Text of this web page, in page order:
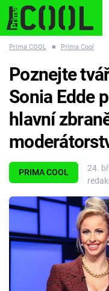
ESCAPE PLNEJ KOTEL
Témata
Filmy
Seriály
Hry
Cool Esport
Prima COOL ■ Prima Cool
PRIMA COOL
24.
Poznejte
Sonia Edde
hlavní